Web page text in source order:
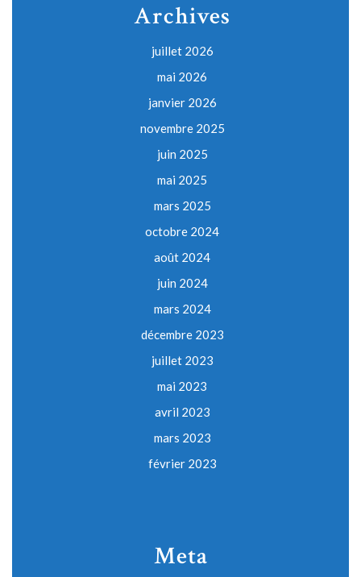
Archives
juillet 2026
mai 2026
janvier 2026
novembre 2025
juin 2025
mai 2025
mars 2025
octobre 2024
août 2024
juin 2024
mars 2024
décembre 2023
juillet 2023
mai 2023
avril 2023
mars 2023
février 2023
Meta